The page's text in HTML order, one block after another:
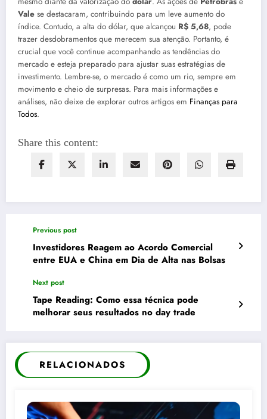
Vale se destacaram, contribuindo para um leve aumento do
índice. Contudo, a alta do dólar, que alcançou R$ 5,68, pode
trazer desdobramentos que merecem sua atenção. Portanto, é
crucial que você continue acompanhando as tendências do
mercado e esteja preparado para ajustar suas estratégias de
investimento. Lembre-se, o mercado é como um rio, sempre em
movimento e cheio de surpresas. Para mais informações e
análises, não deixe de explorar outros artigos em Finanças para
Todos.
Share this content:
Previous post
Investidores Reagem ao Acordo Comercial
entre EUA e China em Dia de Alta nas Bolsas
Next post
Tape Reading: Como essa técnica pode
melhorar seus resultados no day trade
RELACIONADOS